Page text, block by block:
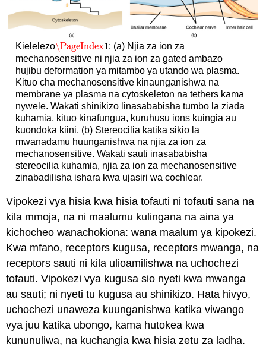
Kielelezo\PageIndex1
\PageIndex1: (a) Njia za ion za
mechanosensitive ni njia za ion za gated ambazo
hujibu deformation ya mitambo ya utando wa plasma.
Kituo cha mechanosensitive kinaunganishwa na
membrane ya plasma na cytoskeleton na tethers kama
nywele. Wakati shinikizo linasababisha tumbo la ziada
kuhamia, kituo kinafungua, kuruhusu ions kuingia au
kuondoka kiini. (b) Stereocilia katika sikio la
mwanadamu huunganishwa na njia za ion za
mechanosensitive. Wakati sauti inasababisha
stereocilia kuhamia, njia za ion za mechanosensitive
zinabadilisha ishara kwa ujasiri wa cochlear.
Vipokezi vya hisia kwa hisia tofauti ni tofauti sana na
kila mmoja, na ni maalumu kulingana na aina ya
kichocheo wanachokiona: wana maalum ya kipokezi.
Kwa mfano, receptors kugusa, receptors mwanga, na
receptors sauti ni kila ulioamilishwa na uchochezi
tofauti. Vipokezi vya kugusa sio nyeti kwa mwanga
au sauti; ni nyeti tu kugusa au shinikizo. Hata hivyo,
uchochezi unaweza kuunganishwa katika viwango
vya juu katika ubongo, kama hutokea kwa
kununuliwa, na kuchangia kwa hisia zetu za ladha.